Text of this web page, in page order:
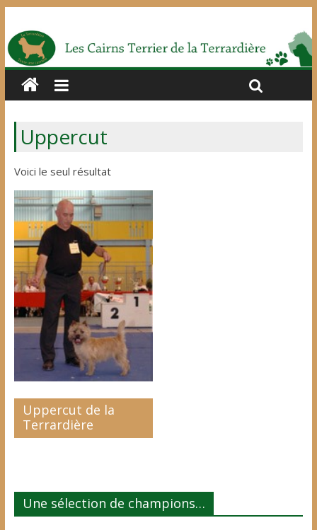
Uppercut
Voici le seul résultat
Uppercut de la
Terrardière
Une sélection de champions…